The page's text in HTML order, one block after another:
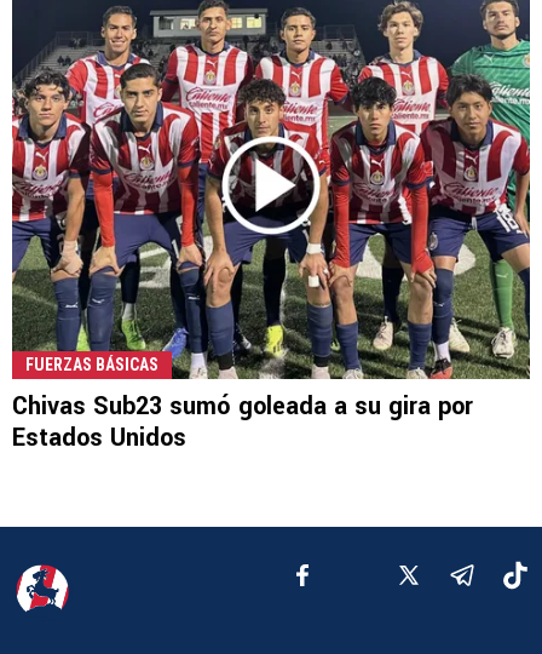
FUERZAS BÁSICAS
Chivas Sub23 sumó goleada a su gira por
Estados Unidos